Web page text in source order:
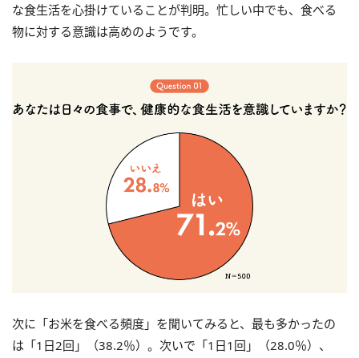
な食生活を心掛けていることが判明。忙しい中でも、食べる
物に対する意識は高めのようです。
次に「お米を食べる頻度」を聞いてみると、最も多かったの
は「1日2回」（38.2％）。次いで「1日1回」（28.0％）、